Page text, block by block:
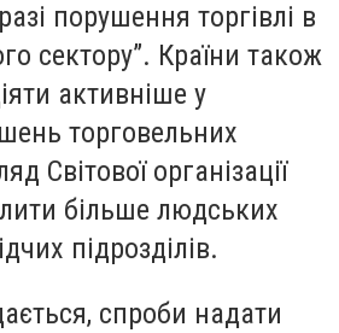
порушення торгівлі в
сектору”. Країни також
активніше у
торговельних
Світової організації
більше людських
підрозділів.
спроби надати